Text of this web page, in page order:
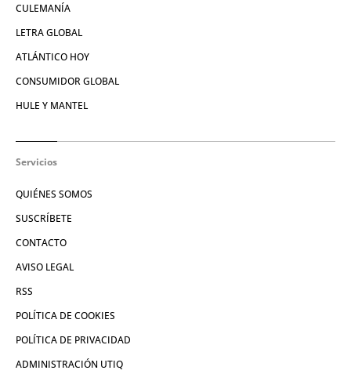
CULEMANÍA
LETRA GLOBAL
ATLÁNTICO HOY
CONSUMIDOR GLOBAL
HULE Y MANTEL
Servicios
QUIÉNES SOMOS
SUSCRÍBETE
CONTACTO
AVISO LEGAL
RSS
POLÍTICA DE COOKIES
POLÍTICA DE PRIVACIDAD
ADMINISTRACIÓN UTIQ